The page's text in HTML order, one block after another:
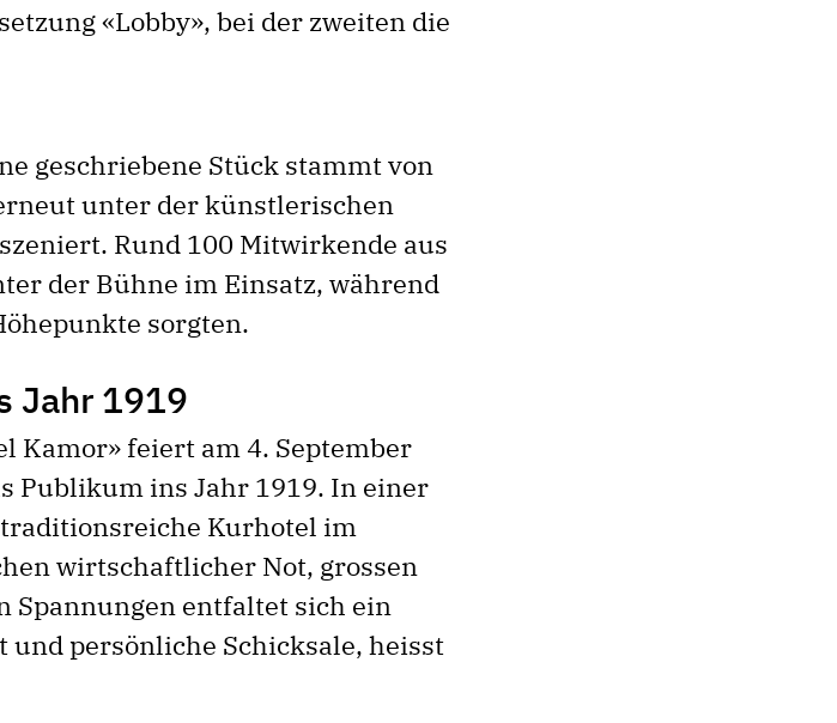
«Lobby», bei der zweiten die
geschriebene Stück stammt von
unter der künstlerischen
Rund 100 Mitwirkende aus
der Bühne im Einsatz, während
sorgten.
Jahr 1919
Kamor» feiert am 4. September
Publikum ins Jahr 1919. In einer
Kurhotel im
wirtschaftlicher Not, grossen
Spannungen entfaltet sich ein
persönliche Schicksale, heisst